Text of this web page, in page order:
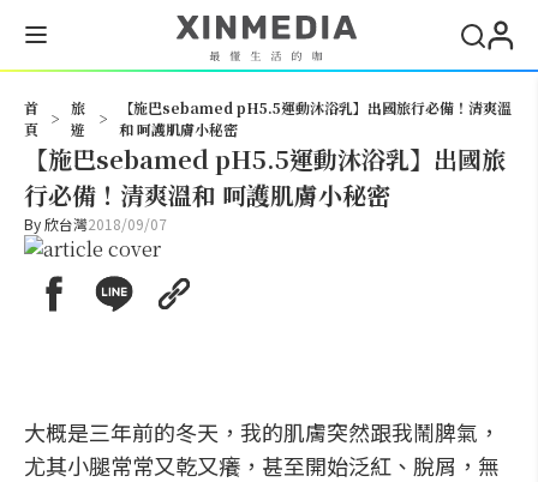
首
頁
>
旅
遊
>
【施巴sebamed pH5.5運動沐浴乳】出國旅行必備！清爽溫
和 呵護肌膚小秘密
【施巴sebamed pH5.5運動沐浴乳】出國旅
行必備！清爽溫和 呵護肌膚小秘密
By欣台灣2018/09/07
大概是三年前的冬天，我的肌膚突然跟我鬧脾氣，
尤其小腿常常又乾又癢，甚至開始泛紅、脫屑，無